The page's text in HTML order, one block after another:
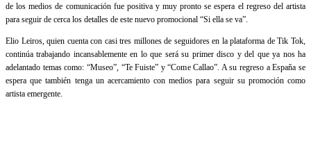
de los medios de comunicación fue positiva y muy pronto se espera el regreso del artista
para seguir de cerca los detalles de este nuevo promocional “Si ella se va”.
Elio Leiros, quien cuenta con casi tres millones de seguidores en la plataforma de Tik Tok,
continúa trabajando incansablemente en lo que será su primer disco y del que ya nos ha
adelantado temas como: “Museo”, “Te Fuiste” y “Come Callao”. A su regreso a España se
espera que también tenga un acercamiento con medios para seguir su promoción como
artista emergente.